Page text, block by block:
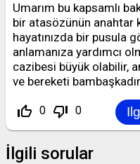
Umarım bu kapsamlı
bir atasözünün anahtar
hayatınızda bir pusula
anlamanıza yardımcı
cazibesi büyük olabilir,
ve bereketi
thumb_up_off_alt 0 thumb_down_off_alt 0
İlgili sorular